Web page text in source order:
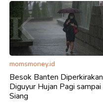
momsmoney.id
Besok Banten Diperkirakan
Diguyur Hujan Pagi sampai
Siang